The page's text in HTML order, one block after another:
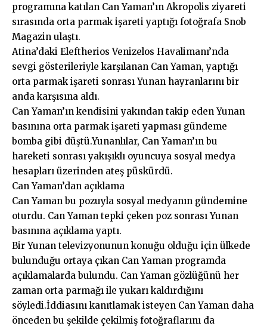
programına katılan Can Yaman’ın Akropolis ziyareti
sırasında orta parmak işareti yaptığı fotoğrafa Snob
Magazin ulaştı.
Atina’daki Eleftherios Venizelos Havalimanı’nda
sevgi gösterileriyle karşılanan Can Yaman, yaptığı
orta parmak işareti sonrası Yunan hayranlarını bir
anda karşısına aldı.
Can Yaman’ın kendisini yakından takip eden Yunan
basınına orta parmak işareti yapması gündeme
bomba gibi düştü.Yunanlılar, Can Yaman’ın bu
hareketi sonrası yakışıklı oyuncuya sosyal medya
hesapları üzerinden ateş püskürdü.
Can Yaman’dan açıklama
Can Yaman bu pozuyla sosyal medyanın gündemine
oturdu. Can Yaman tepki çeken poz sonrası Yunan
basınına açıklama yaptı.
Bir Yunan televizyonunun konuğu olduğu için ülkede
bulunduğu ortaya çıkan Can Yaman programda
açıklamalarda bulundu. Can Yaman gözlüğünü her
zaman orta parmağı ile yukarı kaldırdığını
söyledi.İddiasını kanıtlamak isteyen Can Yaman daha
önceden bu şekilde çekilmiş fotoğraflarını da